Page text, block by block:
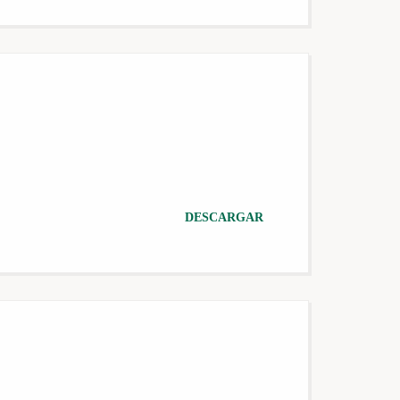
DESCARGAR